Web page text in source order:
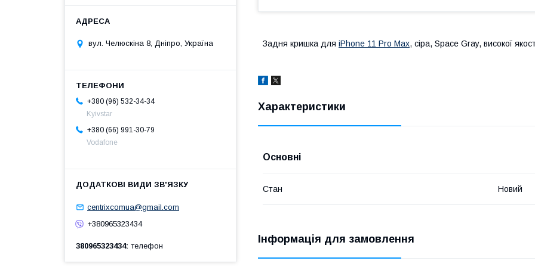
Задня кришка для iPhone 11 Pro Max, сіра, Space Gray, високої
Характеристики
Основні
Стан Новий
Інформація для замовлення
вул. Челюскіна 8, Дніпро, Україна
+380 (96) 532-34-34
Kyivstar
+380 (66) 991-30-79
Vodafone
centrixcomua@gmail.com
+380965323434
380965323434 телефон